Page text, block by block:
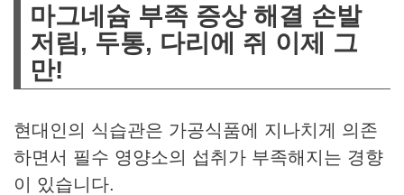
마그네슘 부족 증상 해결 손발
저림, 두통, 다리에 쥐 이제 그
만!
현대인의 식습관은 가공식품에 지나치게 의존
하면서 필수 영양소의 섭취가 부족해지는 경향
이 있습니다.